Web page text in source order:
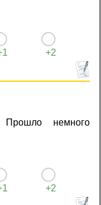
+2
немного
+2